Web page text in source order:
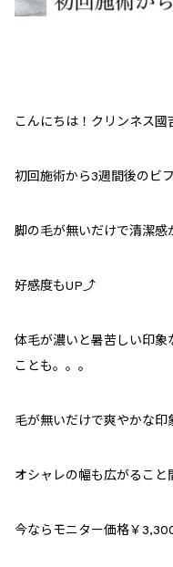
こんにちは！クリンネス
初回施術から3週間後のビ
脚の毛が無いだけで清潔
好感度もUP⤴︎
体毛が濃いと暑苦しい印象
ことも。。。
毛が無いだけで爽やかな印
オシャレの幅も広がること
今ならモニター価格￥